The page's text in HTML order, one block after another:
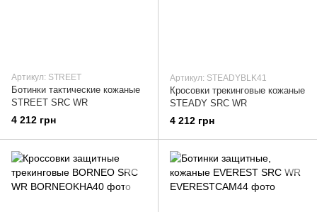
Артикул: STREET
Ботинки тактические кожаные
STREET SRC WR
4 212 грн
Артикул: STEADYBLK41
Кросовки трекинговые кожаные
STEADY SRC WR
4 212 грн